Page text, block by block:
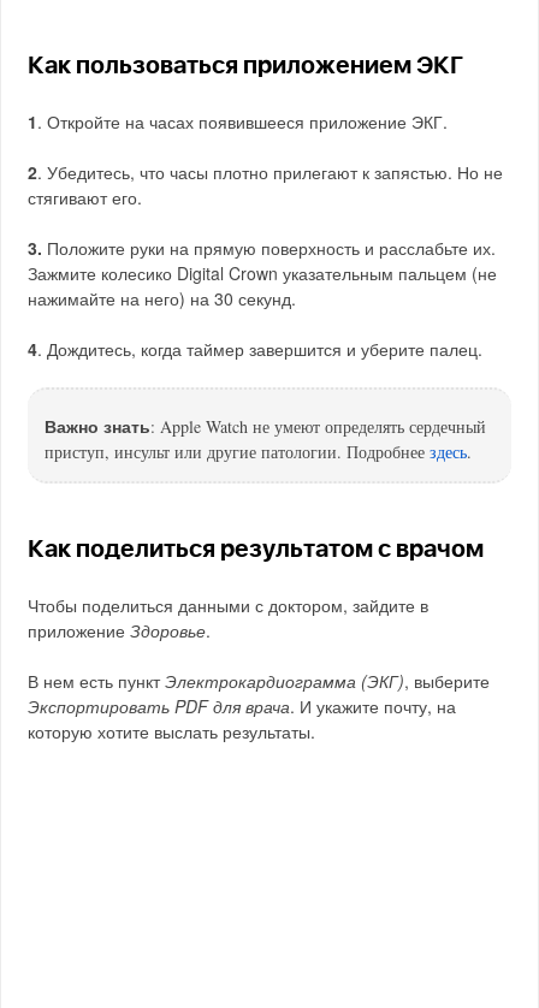
Как пользоваться приложением ЭКГ
1. Откройте на часах появившееся приложение ЭКГ.
2. Убедитесь, что часы плотно прилегают к запястью. Но не
стягивают его.
3. Положите руки на прямую поверхность и расслабьте их.
Зажмите колесико Digital Crown указательным пальцем (не
нажимайте на него) на 30 секунд.
4. Дождитесь, когда таймер завершится и уберите палец.
Важно знать: Apple Watch не умеют определять сердечный
приступ, инсульт или другие патологии. Подробнеездесь.
Как поделиться результатом с врачом
Чтобы поделиться данными с доктором, зайдите в
приложениеЗдоровье.
В нем есть пунктЭлектрокардиограмма (ЭКГ), выберите
Экспортировать PDF для врача. И укажите почту, на
которую хотите выслать результаты.